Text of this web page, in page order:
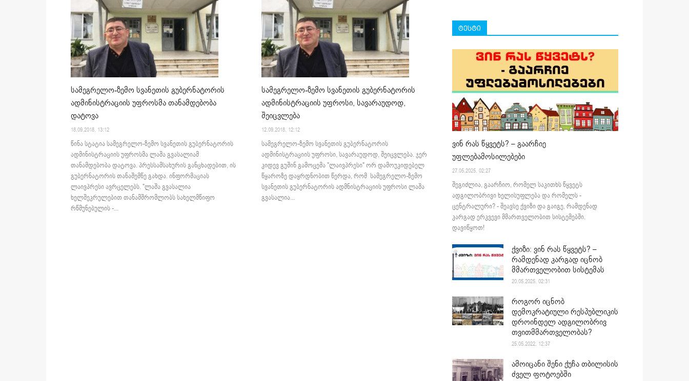
სამეგრელო-ზემო სვანეთის გუბერნატორის
ადმინისტრაციის უფროსმა თანამდებობა
დატოვა
18.09.2018. 13:12
წინა სტატია სამეგრელო-ზემო სვანეთის გუბერნატორის
ადმინისტრაციის უფროსმა ლაშა გვასალიამ
თანამდებობა დატოვა. პრესსამსახურის განცხადებით, ის
გუბერნატორის თანაშემწე გახდა. ინფორმაციას
ლაივპრესი ავრცელებს. "ლაშა გვასალია
ხელშეკრულებით თანამშრომლობს სახელმწიფო
რწმუნებულის -...
სამეგრელო-ზემო სვანეთის გუბერნატორის
ადმინისტრაციის უფროსი, სავარაუდოდ,
შეიცვლება
12.09.2018. 12:12
სამეგრელო-ზემო სვანეთის გუბერნატორის
ადმინისტრაციის უფროსი, სავარაუდოდ, შეიცვლება. ჯერ
კიდევ გუშინ გამოცემა "ლაივპრესი" ორ დამოუკიდებელ
წყაროზე დაყრდნობით წერდა, რომ სამეგრელო-ზემო
სვანეთის გუბერნატორის ადმნისტრაციის უფროსი ლაშა
გვასალია...
ტესტი
ვინ რას წყვეტს? – გაარჩიე
უფლებამოსილებები
27.05.2025. 02:27
შეგიძლია, გაარჩიო, რომელ საკითხს წყვეტს
ადგილობრივი ხელისუფლება და რომელს -
ცენტრალური? - შეავსე ქვიზი და გაიგე, რამდენად
კარგად ერკვევი მმართველობით სისტემებში.
დავიწყოთ!
ქვიზი: ვინ რას წყვეტს? –
რამდენად კარგად იცნობ
მმართველობით სისტემას
20.05.2025. 02:31
როგორ იცნობ
დემოკრატიული რესპუბლიკის
დროინდელ ადგილობრივ
თვითმმართველობას?
25.05.2022. 12:37
ამოიცანი შენი ქუჩა თბილისის
ძველ ფოტოებში